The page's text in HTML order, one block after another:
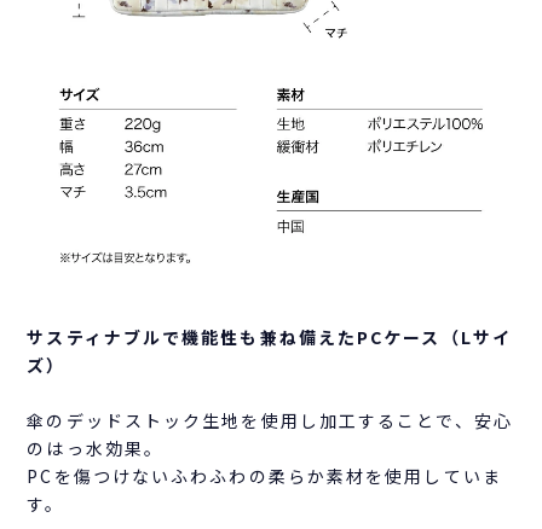
サスティナブルで機能性も兼ね備えたPCケース（Lサイ
ズ）
傘のデッドストック生地を使用し加工することで、安心
のはっ水効果。
PCを傷つけないふわふわの柔らか素材を使用していま
す。